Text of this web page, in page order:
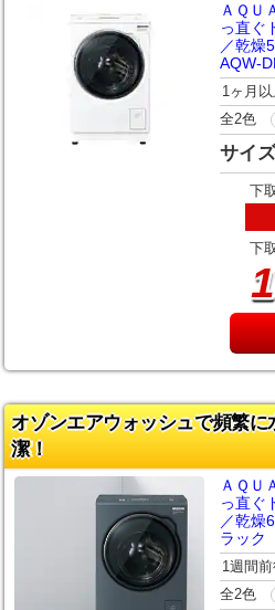
ＡＱＵ
っ直ぐ
／乾
AQW-
1ヶ月
全2色
サイズ
下
下
オゾンエアウォッシュで頻繁
潔！
ＡＱＵ
っ直ぐ
／乾
ラック
1週間
全2色